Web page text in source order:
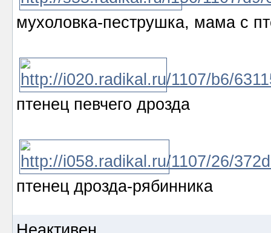
мухоловка-пеструшка, мама с
птенец певчего дрозда
птенец дрозда-рябинника